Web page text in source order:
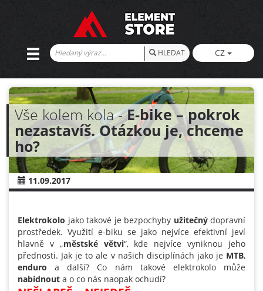
HLEDAT CZ
Vše kolem kola -E-bike – pokrok
nezastavíš. Otázkou je, chceme
ho?
11.09.2017
Elektrokolo jako takové je bezpochyby užitečnýdopravní
prostředek. Využití e-biku se jako nejvíce efektivní jeví
hlavně v „městské větvi“, kde nejvíce vyniknou jeho
přednosti. Jak je to ale v našich disciplínách jako je MTB,
enduro a další? Co nám takové elektrokolo může
nabídnout a o co nás naopak ochudí?